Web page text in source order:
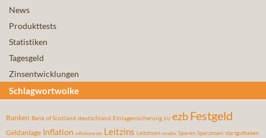
News
Produkttests
Statistiken
Tagesgeld
Zinsentwicklungen
Schlagwortwolke
Banken Bank of Scotland deutschland Einlagensicherung EU ezbFestgeld
Geldanlage Inflation inflationsrate Leitzins Leitzinsen rendite Sparen Sparzinsen startguthaben